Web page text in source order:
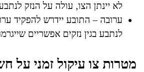
לא יינתן הצו, עולה על הנזק
ערובה – התובע יידרש להפקיד
לנתבע בגין נזקים אפשריים
מטרות צו עיקול זמני על